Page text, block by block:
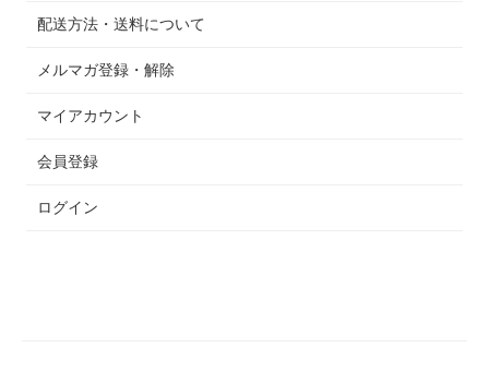
配送方法・送料について
メルマガ登録・解除
マイアカウント
会員登録
ログイン